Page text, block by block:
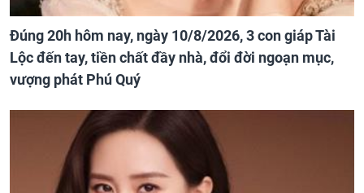
Đúng 20h hôm nay, ngày 10/8/2026, 3 con giáp Tài
Lộc đến tay, tiền chất đầy nhà, đổi đời ngoạn mục,
vượng phát Phú Quý